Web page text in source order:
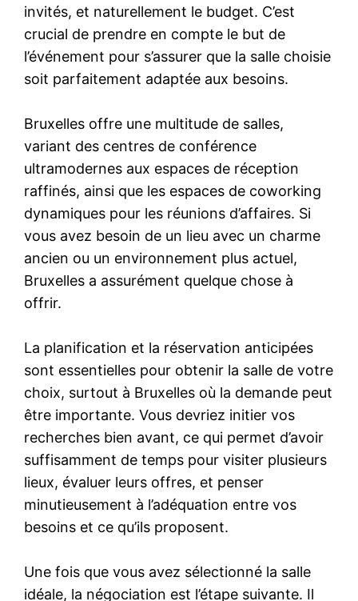
invités, et naturellement le budget. C’est
crucial de prendre en compte le but de
l’événement pour s’assurer que la salle choisie
soit parfaitement adaptée aux besoins.
Bruxelles offre une multitude de salles,
variant des centres de conférence
ultramodernes aux espaces de réception
raffinés, ainsi que les espaces de coworking
dynamiques pour les réunions d’affaires. Si
vous avez besoin de un lieu avec un charme
ancien ou un environnement plus actuel,
Bruxelles a assurément quelque chose à
offrir.
La planification et la réservation anticipées
sont essentielles pour obtenir la salle de votre
choix, surtout à Bruxelles où la demande peut
être importante. Vous devriez initier vos
recherches bien avant, ce qui permet d’avoir
suffisamment de temps pour visiter plusieurs
lieux, évaluer leurs offres, et penser
minutieusement à l’adéquation entre vos
besoins et ce qu’ils proposent.
Une fois que vous avez sélectionné la salle
idéale, la négociation est l’étape suivante. Il